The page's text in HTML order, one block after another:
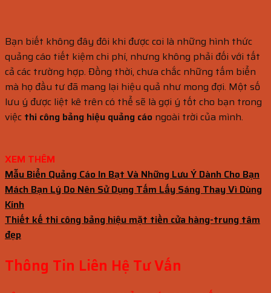
Bạn biết không đây đôi khi được coi là những hình thức
quảng cáo tiết kiệm chi phí, nhưng không phải đối với tất
cả các trường hợp. Đồng thời, chưa chắc những tấm biển
mà họ đầu tư đã mang lại hiệu quả như mong đợi. Một số
lưu ý được liệt kê trên có thể sẽ là gợi ý tốt cho bạn trong
việc thi công bảng hiệu quảng cáo ngoài trời của mình.
XEM THÊM
Mẫu Biển Quảng Cáo In Bạt Và Những Lưu Ý Dành Cho Bạn
Mách Bạn Lý Do Nên Sử Dụng Tấm Lấy Sáng Thay Vì Dùng
Kính
Thiết kế thi công bảng hiệu mặt tiền cửa hàng-trung tâm
đẹp
Thông Tin Liên Hệ Tư Vấn